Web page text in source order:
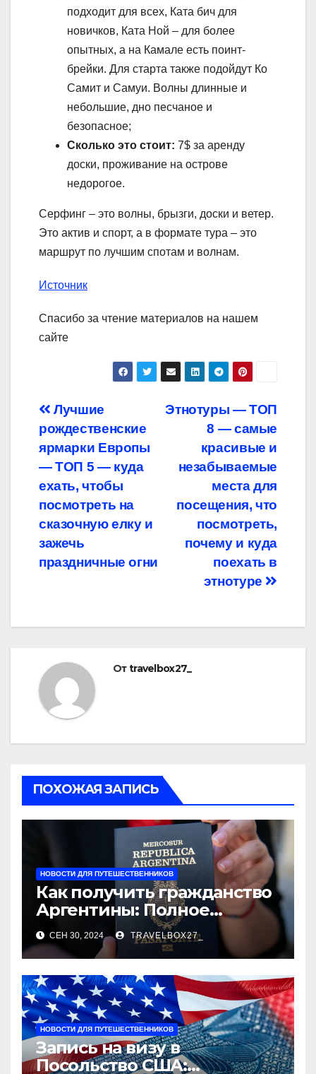
подходит для всех, Ката бич для
новичков, Ката Ной – для более
опытных, а на Камале есть поинт-
брейки. Для старта также подойдут Ко
Самит и Самуи. Волны длинные и
небольшие, дно песчаное и
безопасное;
Сколько это стоит: 7$ за аренду
доски, проживание на острове
недорогое.
Серфинг – это волны, брызги, доски и ветер.
Это актив и спорт, а в формате тура – это
маршрут по лучшим спотам и волнам.
Источник
Спасибо за чтение материалов на нашем
сайте
Навигация
по
записям
Этнотуры — ТОП
8 — самые
красивые и
незабываемые
места для
посещения, что
посмотреть,
почему и куда
поехать в
этнотуре
Лучшие
рождественские
ярмарки Европы
— ТОП 5 — куда
ехать, чтобы
посмотреть на
сказочную елку и
зажечь
праздничные огни
Отtravelbox27_
ПОХОЖАЯ ЗАПИСЬ
НОВОСТИ ДЛЯ ПУТЕШЕСТВЕННИКОВ
Как получить гражданство
Аргентины: Полное
руководство
СЕН 30, 2024 TRAVELBOX27_
НОВОСТИ ДЛЯ ПУТЕШЕСТВЕННИКОВ
Запись на визу в
Посольство США: